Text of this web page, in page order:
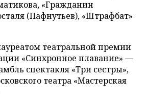
«Гражданин
(Пафнутьев), «Штрафбат»
театральной премии
«Синхронное плавание» —
спектакля «Три сестры»,
театра «Мастерская